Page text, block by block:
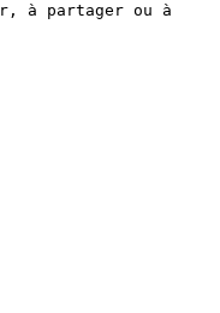
à partager ou à